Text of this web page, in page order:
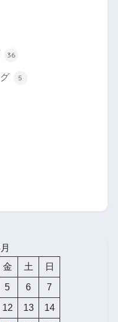
36
5
金 土 日
5 6 7
12 13 14